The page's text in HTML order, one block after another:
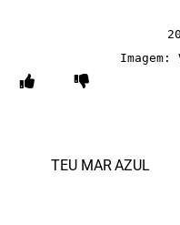
TEU MAR AZUL